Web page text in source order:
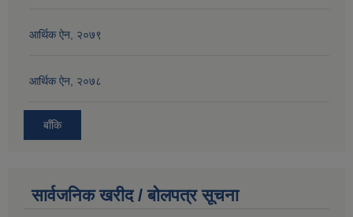
आर्थिक ऐन, २०७९
आर्थिक ऐन, २०७८
बाँकि
सार्वजनिक खरीद / बोलपत्र सूचना